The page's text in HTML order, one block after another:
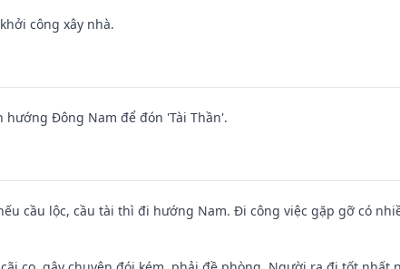
công xây nhà.
hướng Đông Nam để đón 'Tài Thần'.
cầu lộc, cầu tài thì đi hướng Nam. Đi công việc gặp gỡ có